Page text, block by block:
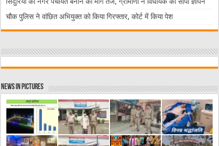
चौक पुलिस ने वांछित अभियुक्त को किया गिरफ्तार, कोर्ट में किया पेश
News in Pictures